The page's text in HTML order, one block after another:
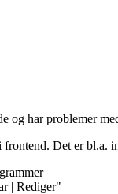
og har problemer
Det er bl.a.
| Rediger"